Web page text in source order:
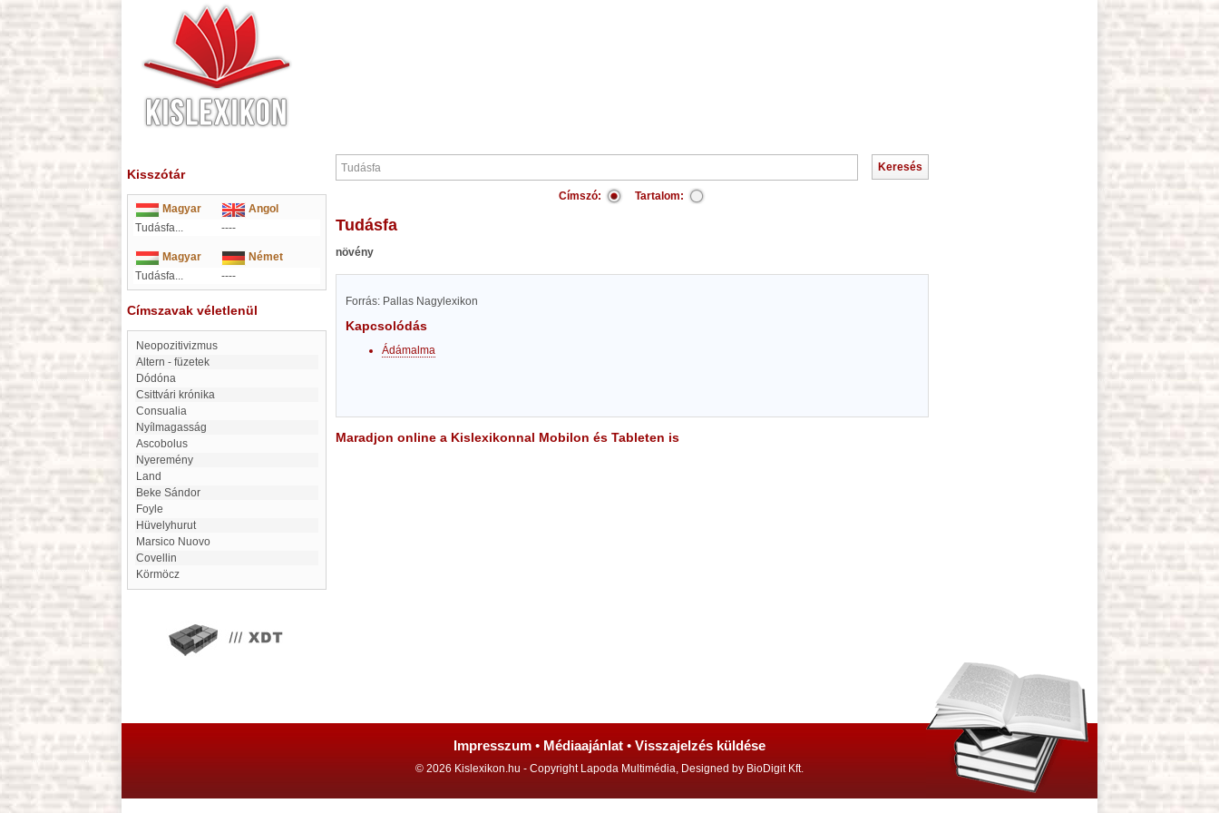
Kisszótár
Magyar
Angol
Tudásfa...
----
Magyar
Német
Tudásfa...
----
Címszavak véletlenül
neopozitivizmus
Altern - füzetek
Dódóna
Csittvári krónika
Consualia
Nyílmagasság
Ascobolus
Nyeremény
Land
Beke Sándor
Foyle
Hüvelyhurut
Marsico Nuovo
covellin
Körmöcz
Címszó: Tartalom:
Tudásfa
növény
Forrás: Pallas Nagylexikon
Kapcsolódás
Ádámalma
Maradjon online a Kislexikonnal Mobilon és Tableten is
Impresszum • Médiaajánlat • Visszajelzés küldése
© 2026 Kislexikon.hu - Copyright Lapoda Multimédia, Designed by BioDigit Kft.